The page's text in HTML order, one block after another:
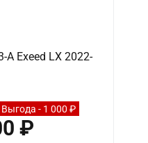
Exeed LX 2022-
Выгода - 1 000 ₽
₽